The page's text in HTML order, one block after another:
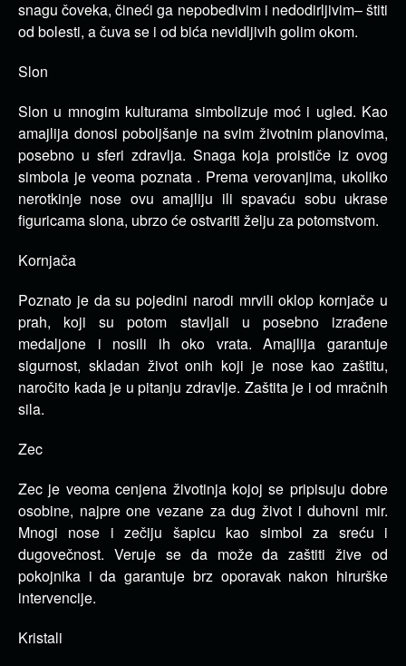
snagu čoveka, čineći ga nepobedivim i nedodirljivim– štiti
od bolesti, a čuva se i od bića nevidljivih golim okom.
Slon
Slon u mnogim kulturama simbolizuje moć i ugled. Kao
amajlija donosi poboljšanje na svim životnim planovima,
posebno u sferi zdravlja. Snaga koja proističe iz ovog
simbola je veoma poznata . Prema verovanjima, ukoliko
nerotkinje nose ovu amajliju ili spavaću sobu ukrase
figuricama slona, ubrzo će ostvariti želju za potomstvom.
Kornjača
Poznato je da su pojedini narodi mrvili oklop kornjače u
prah, koji su potom stavljali u posebno izrađene
medaljone i nosili ih oko vrata. Amajlija garantuje
sigurnost, skladan život onih koji je nose kao zaštitu,
naročito kada je u pitanju zdravlje. Zaštita je i od mračnih
sila.
Zec
Zec je veoma cenjena životinja kojoj se pripisuju dobre
osobine, najpre one vezane za dug život i duhovni mir.
Mnogi nose i zečiju šapicu kao simbol za sreću i
dugovečnost. Veruje se da može da zaštiti žive od
pokojnika i da garantuje brz oporavak nakon hirurške
intervencije.
Kristali